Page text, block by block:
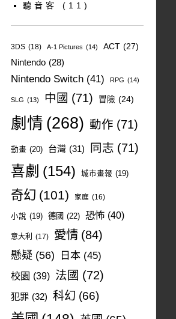
聽音客
(11)
3DS (18) A-1 Pictures (14) ACT (27)
Nintendo (28)
Nintendo Switch (41) RPG (14)
SLG (13) 中國 (71) 冒險 (24)
劇情 (268) 動作 (71)
動畫 (20) 台灣 (31) 同志 (71)
喜劇 (154) 城市畫報 (19)
奇幻 (101) 家庭 (16)
小說 (19) 德國 (22) 恐怖 (40)
意大利 (17) 愛情 (84)
懸疑 (56) 日本 (45)
校園 (39) 法國 (72)
犯罪 (32) 科幻 (66)